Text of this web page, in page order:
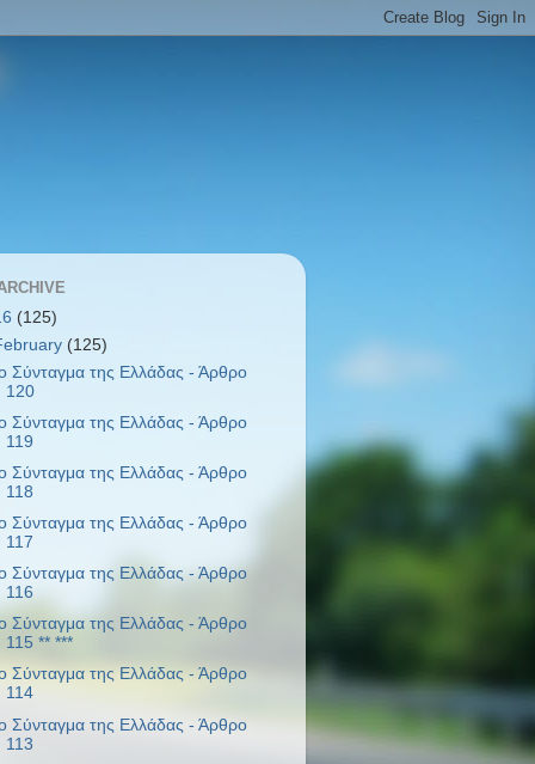
(125)
(125)
Σύνταγμα της Ελλάδας - Άρθρο
120
Σύνταγμα της Ελλάδας - Άρθρο
119
Σύνταγμα της Ελλάδας - Άρθρο
118
Σύνταγμα της Ελλάδας - Άρθρο
117
Σύνταγμα της Ελλάδας - Άρθρο
116
Σύνταγμα της Ελλάδας - Άρθρο
115 ** ***
Σύνταγμα της Ελλάδας - Άρθρο
114
Σύνταγμα της Ελλάδας - Άρθρο
113